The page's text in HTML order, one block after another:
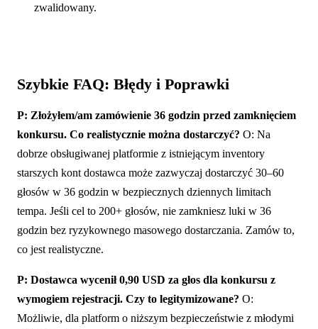
zwalidowany.
Szybkie FAQ: Błędy i Poprawki
P: Złożyłem/am zamówienie 36 godzin przed zamknięciem
konkursu. Co realistycznie można dostarczyć? O: Na
dobrze obsługiwanej platformie z istniejącym inventory
starszych kont dostawca może zazwyczaj dostarczyć 30–60
głosów w 36 godzin w bezpiecznych dziennych limitach
tempa. Jeśli cel to 200+ głosów, nie zamkniesz luki w 36
godzin bez ryzykownego masowego dostarczania. Zamów to,
co jest realistyczne.
P: Dostawca wycenił 0,90 USD za głos dla konkursu z
wymogiem rejestracji. Czy to legitymizowane? O:
Możliwie, dla platform o niższym bezpieczeństwie z młodymi